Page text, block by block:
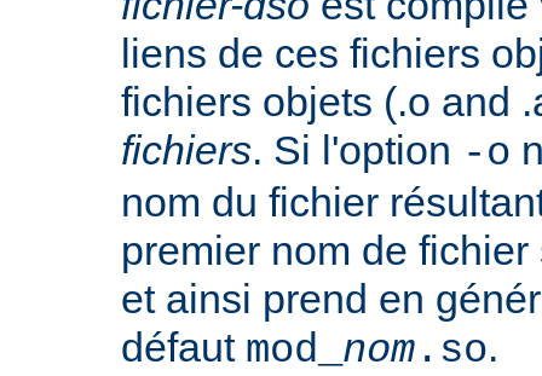
liens de ces fichiers
fichiers objets (.o and
fichiers. Si l'option -o
nom du fichier
premier nom de
et ainsi prend en
défaut mod_ nom .so.